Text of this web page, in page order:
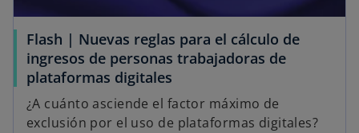
Flash | Nuevas reglas para el cálculo de
ingresos de personas trabajadoras de
plataformas digitales
¿A cuánto asciende el factor máximo de
exclusión por el uso de plataformas digitales?